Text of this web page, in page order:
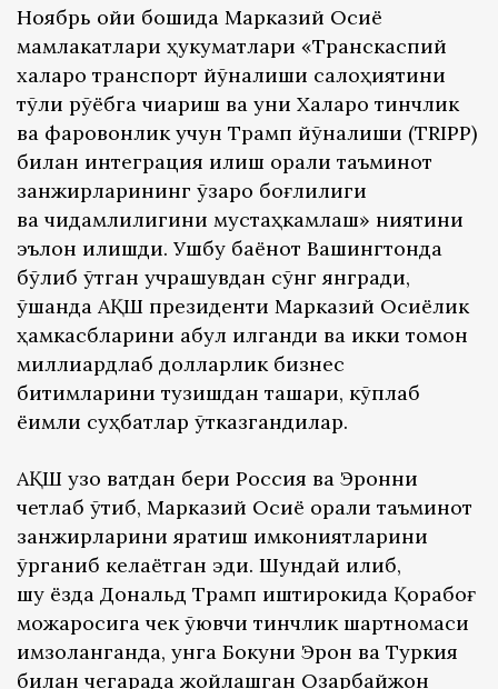
Ноябрь ойи бошида Марказий Осиё
мамлакатлари ҳукуматлари «Транскаспий
халқаро транспорт йўналиши салоҳиятини
тўлиқ рўёбга чиқариш ва уни Халқаро тинчлик
ва фаровонлик учун Трамп йўналиши (ТRIPP)
билан интеграция қилиш орқали таъминот
занжирларининг ўзаро боғлиқлиги
ва чидамлилигини мустаҳкамлаш» ниятини
эълон қилишди. Ушбу баёнот Вашингтонда
бўлиб ўтган учрашувдан сўнг янгради,
ўшанда АҚШ президенти Марказий Осиёлик
ҳамкасбларини қабул қилганди ва икки томон
миллиардлаб долларлик бизнес
битимларини тузишдан ташқари, кўплаб
ёқимли суҳбатлар ўтказгандилар.
АҚШ узоқ вақтдан бери Россия ва Эронни
четлаб ўтиб, Марказий Осиё орқали таъминот
занжирларини яратиш имкониятларини
ўрганиб келаётган эди. Шундай қилиб,
шу ёзда Дональд Трамп иштирокида Қорабоғ
можаросига чек қўювчи тинчлик шартномаси
имзоланганда, унга Бокуни Эрон ва Туркия
билан чегарада жойлашган Озарбайжон